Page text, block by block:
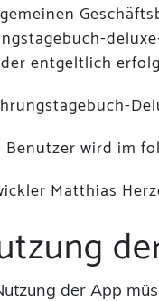
entgeltlich
Benutzer wird im
Matthias
der App